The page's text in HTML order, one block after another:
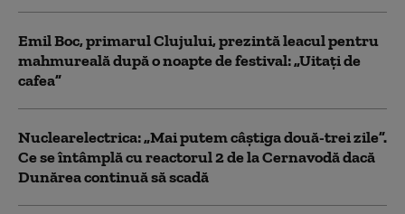
Emil Boc, primarul Clujului, prezintă leacul pentru
mahmureală după o noapte de festival: „Uitați de
cafea”
Nuclearelectrica: „Mai putem câștiga două-trei zile”.
Ce se întâmplă cu reactorul 2 de la Cernavodă dacă
Dunărea continuă să scadă